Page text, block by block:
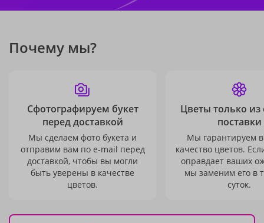
Почему мы?
Сфотографируем букет
перед доставкой
Мы сделаем фото букета и
отправим вам по e-mail перед
доставкой, чтобы вы могли
быть уверены в качестве
цветов.
Цветы только из
поставки
Мы гарантируем
качество цветов.
оправдает ваших
мы заменим его в
суток.